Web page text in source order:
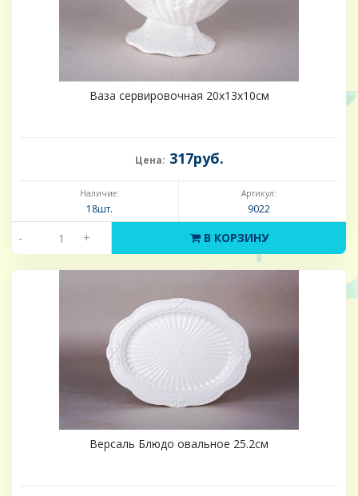
Ваза сервировочная 20х13х10см
Цена: 317руб.
Наличие:
18шт.
Артикул:
9022
- + В КОРЗИНУ
Версаль Блюдо овальное 25.2см